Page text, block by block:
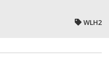
WLH2